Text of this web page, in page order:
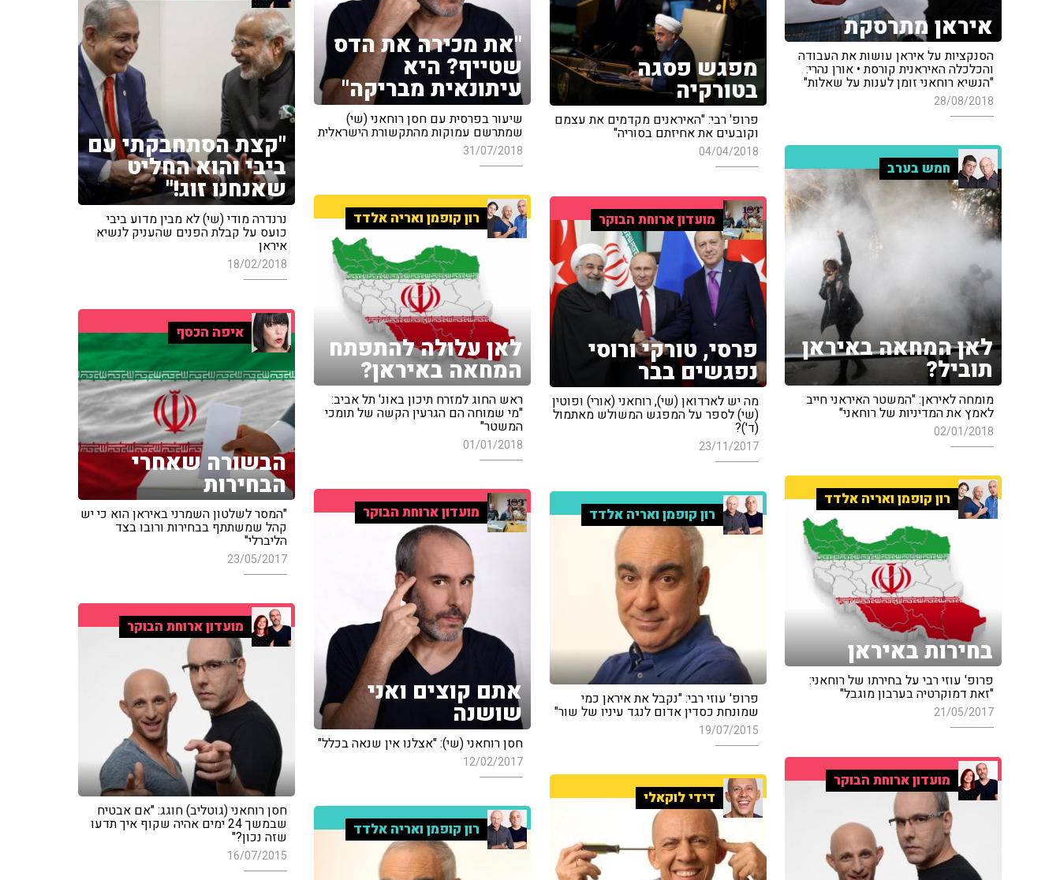
איראן מתרסקת
הסנקציות על איראן עושות את העבודה
והכלכלה האיראנית קורסת • אורן נהרי:
"הנשיא רוחאני זומן לענות על שאלות"
28/08/2018
"את מכירה את הדס
שטייף? היא
עיתונאית מבריקה"
שיעור בפרסית עם חסן רוחאני (שי)
שמתרשם עמוקות מהתקשורת הישראלית
31/07/2018
מפגש פסגה
בטורקיה
פרופ' רבי: "האיראנים מקדמים את עצמם
וקובעים את אחיזתם בסוריה"
04/04/2018 "קצת הסתחבקתי עם
ביבי והוא החליט
שאנחנו זוג!"
נרנדרה מודי (שי) לא מבין מדוע ביבי
כועס על קבלת הפנים שהעניק לנשיא
איראן
18/02/2018
חמש בערב
לאן המחאה באיראן
תוביל?
מומחה לאיראן: "המשטר האיראני חייב
לאמץ את המדיניות של רוחאני"
02/01/2018
רון קופמן ואריה אלדד
לאן עלולה להתפתח
המחאה באיראן?
ראש החוג למזרח תיכון באונ' תל אביב:
"מי שמוחה הם הגרעין הקשה של תומכי
המשטר"
01/01/2018
מועדון ארוחת הבוקר
פרסי, טורקי ורוסי
נפגשים בבר
מה יש לארדואן (שי), רוחאני (אורי) ופוטין
(שי) לספר על המפגש המשולש מאתמול
(ד')?
23/11/2017
איפה הכסף
הבשורה שאחרי
הבחירות
"המסר לשלטון השמרני באיראן הוא כי יש
קהל שמשתתף בבחירות ורובו בצד
הליברלי"
23/05/2017
רון קופמן ואריה אלדד
בחירות באיראן
פרופ' עוזי רבי על בחירתו של רוחאני:
"זאת דמוקרטיה בערבון מוגבל"
21/05/2017
מועדון ארוחת הבוקר
אתם קוצים ואני
שושנה
חסן רוחאני (שי): "אצלנו אין שנאה בכלל"
12/02/2017
רון קופמן ואריה אלדד
פרופ' עוזי רבי: "נקבל את איראן כמי
שמונחת כסדין אדום לנגד עיניו של שור"
19/07/2015
מועדון ארוחת הבוקר
חסן רוחאני (גוטליב) חוגג: "אם אבטיח
שבמשך 24 ימים אהיה שקוף איך תדעו
שזה נכון?"
16/07/2015
מועדון ארוחת הבוקר
דידי לוקאלי
רון קופמן ואריה אלדד